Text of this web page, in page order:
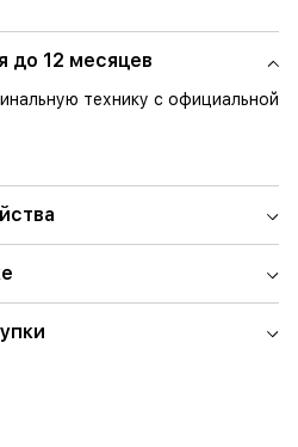
до 12 месяцев
технику с официальной